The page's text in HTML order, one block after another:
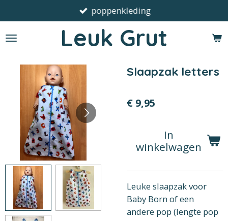
direct
naar
Leuk Grut
poppenkleding
Slaapzak letters
€ 9,95
In
winkelwagen
Leuke slaapzak voor
Baby Born of een
andere pop (lengte pop